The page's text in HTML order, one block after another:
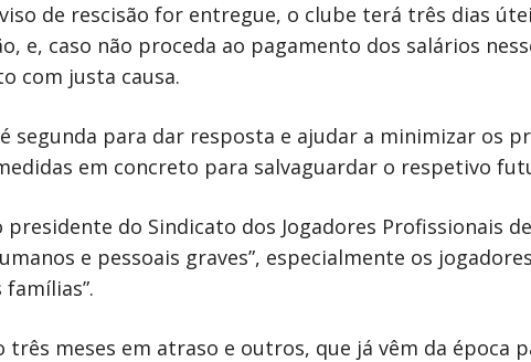
de rescisão for entregue, o clube terá três dias
e, caso não proceda ao pagamento dos salários
com justa causa.
segunda para dar resposta e ajudar a minimizar os
em concreto para salvaguardar o respetivo
presidente do Sindicato dos Jogadores Profissionais
e pessoais graves”, especialmente os
três meses em atraso e outros, que já vêm da época